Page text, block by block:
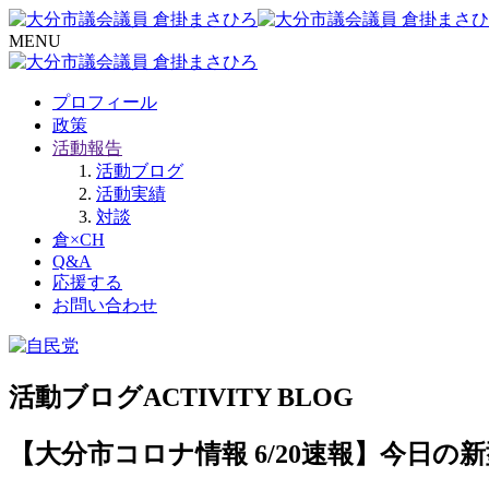
MENU
プロフィール
政策
活動報告
活動ブログ
活動実績
対談
倉×CH
Q&A
応援する
お問い合わせ
活動ブログACTIVITY BLOG
【大分市コロナ情報 6/20速報】今日